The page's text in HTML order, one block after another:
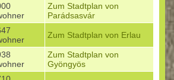
Zum Stadtplan von
Parádsasvár
Zum Stadtplan von Erlau
Zum Stadtplan von
Gyöngyös